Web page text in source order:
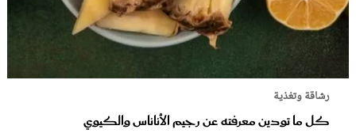
رشاقة وتغذية
كل ما تودين معرفته عن رجيم الأناناس والكيوي